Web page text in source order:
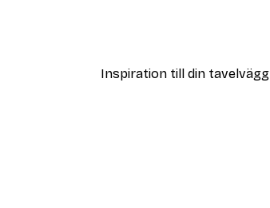
Inspiration till din tavelvägg